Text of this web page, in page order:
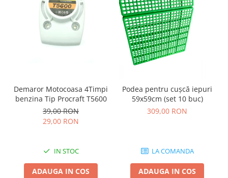
Accesorii pentru ATV
Alte vehicule electrice
Despicatoare de lemne
Granulatoare de furaje
Tocatoare de furaje
Demaror Motocoasa 4Timpi
benzina Tip Procraft T5600
39,00 RON
29,00 RON
IN STOC
ADAUGA IN COS
Podea pentru cușcă iepuri
59x59cm (set 10 buc)
309,00 RON
LA COMANDA
ADAUGA IN COS